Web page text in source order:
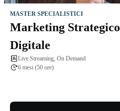
MASTER SPECIALISTICI
Marketing
Digitale
Live Streaming, On Demand
6 mesi (50 ore)